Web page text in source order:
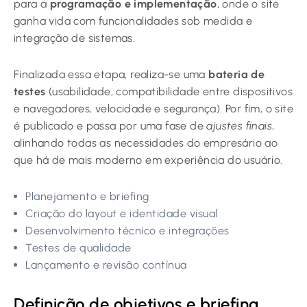
para a programação e implementação, onde o site
ganha vida com funcionalidades sob medida e
integração de sistemas.
Finalizada essa etapa, realiza-se uma bateria de
testes (usabilidade, compatibilidade entre dispositivos
e navegadores, velocidade e segurança). Por fim, o site
é publicado e passa por uma fase deajustes finais,
alinhando todas as necessidades do empresário ao
que há de mais moderno em experiência do usuário.
Planejamento e briefing
Criação do layout e identidade visual
Desenvolvimento técnico e integrações
Testes de qualidade
Lançamento e revisão contínua